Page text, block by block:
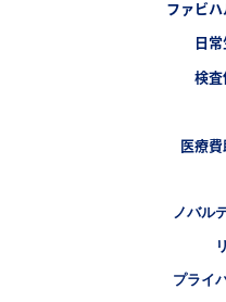
ファビ
日
検
医療
Legal [Footer Second]ノバル
プライ